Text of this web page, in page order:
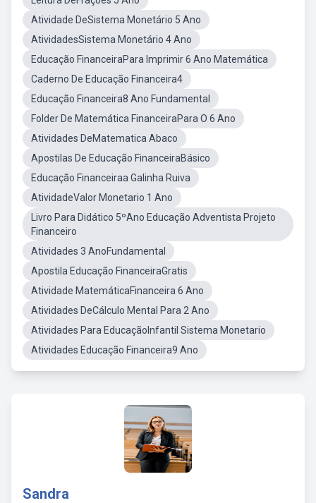
Atividade DeSistema Monetário 5 Ano
AtividadesSistema Monetário 4 Ano
Educação FinanceiraPara Imprimir 6 Ano Matemática
Caderno De Educação Financeira4
Educação Financeira8 Ano Fundamental
Folder De Matemática FinanceiraPara O 6 Ano
Atividades DeMatematica Abaco
Apostilas De Educação FinanceiraBásico
Educação Financeiraa Galinha Ruiva
AtividadeValor Monetario 1 Ano
Livro Para Didático 5ºAno Educação Adventista Projeto
Financeiro
Atividades 3 AnoFundamental
Apostila Educação FinanceiraGratis
Atividade MatemáticaFinanceira 6 Ano
Atividades DeCálculo Mental Para 2 Ano
Atividades Para EducaçãoInfantil Sistema Monetario
Atividades Educação Financeira9 Ano
Sandra